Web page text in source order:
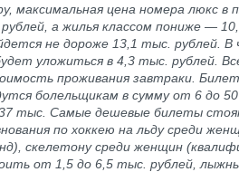
максимальная цена номера люкс в
а жилья классом пониже —
не дороже 13,1 тыс. рублей. В
уложиться в 4,3 тыс. рублей.
проживания завтраки.
болельщикам в сумму от 6 до
тыс. Самые дешевые билеты
по хоккею на льду среди
скелетону среди женщин
от 1,5 до 6,5 тыс. рублей,